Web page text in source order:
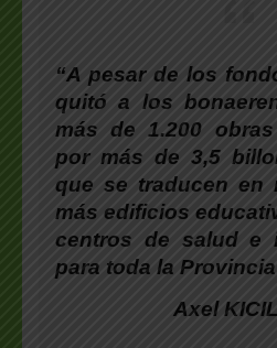
“A pesar de los
quitó a los
más de 1.200
por más de 3,5
que se traducen en
más edificios
centros de salud e
para toda la
Axel